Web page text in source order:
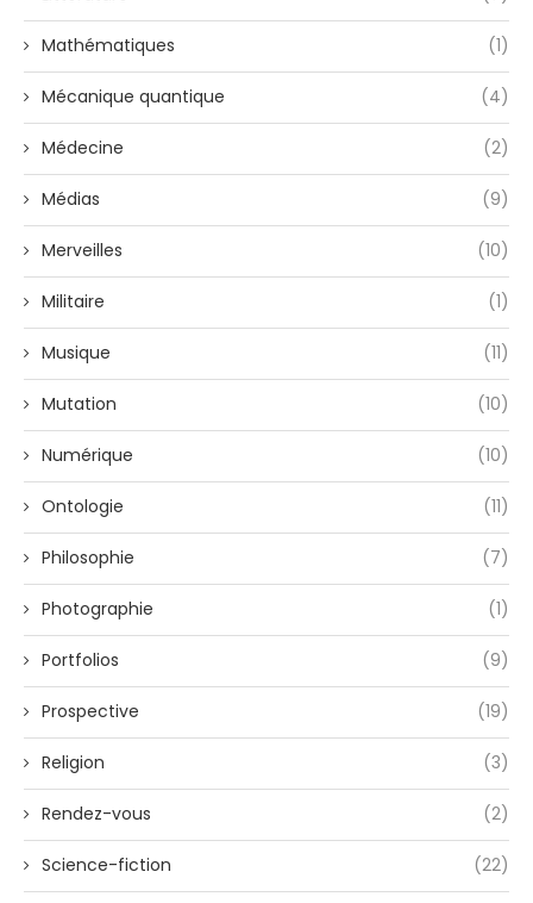
Mathématiques (1)
Mécanique quantique (4)
Médecine (2)
Médias (9)
Merveilles (10)
Militaire (1)
Musique (11)
Mutation (10)
Numérique (10)
Ontologie (11)
Philosophie (7)
Photographie (1)
Portfolios (9)
Prospective (19)
Religion (3)
Rendez-vous (2)
Science-fiction (22)